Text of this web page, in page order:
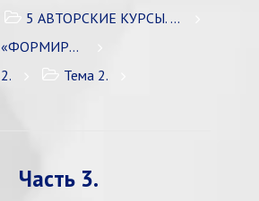
5 АВТОРСКИЕ КУРСЫ. ЛИЧНОСТНЫЙ РОСТ
ЛИЧНОСТИ» / 7 курсов
Тема 2.
Часть 3.